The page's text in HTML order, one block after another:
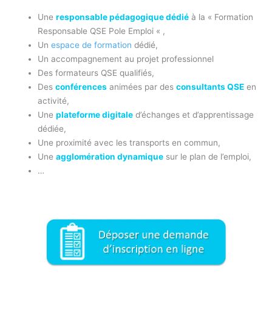
Uneresponsable pédagogique dédié à la « Formation
Responsable QSE Pole Emploi « ,
Unespace de formation dédié,
Un accompagnement au projet professionnel
Des formateurs QSE qualifiés,
Desconférences animées par desconsultants QSE en
activité,
Uneplateforme digitale d’échanges et d’apprentissage
dédiée,
Une proximité avec les transports en commun,
Uneagglomération dynamique sur le plan de l’emploi,
…